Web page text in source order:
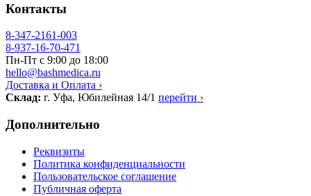
Контакты
8-347-2161-003
8-937-16-70-471
Пн-Пт с 9:00 до 18:00
hello@bashmedica.ru
Доставка и Оплата ›
Склад: г. Уфа, Юбилейная 14/1 перейти ›
Дополнительно
Реквизиты
Политика конфиденциальности
Пользовательское соглашение
Публичная оферта